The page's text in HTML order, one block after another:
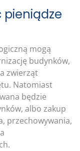
mogą
budynków,
zwierząt
Natomiast
będzie
albo zakup
przechowywania,